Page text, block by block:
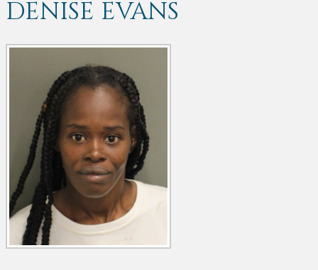
DENISE EVANS